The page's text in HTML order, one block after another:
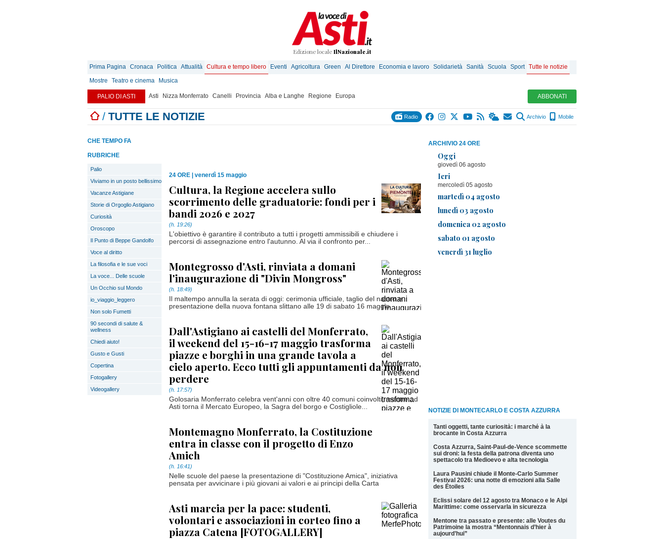
Edizione locale IlNazionale.it
Prima Pagina Cronaca Politica Attualità Cultura e tempo libero Eventi Agricoltura Green Al Direttore Economia e lavoro Solidarietà Sanità Scuola Sport Tutte le notizie
Mostre
Teatro e cinema Musica
PALIO DI ASTI Asti Nizza Monferrato Canelli Provincia Alba e Langhe Regione Europa ABBONATI
/ TUTTE LE NOTIZIE Radio Archivio Mobile
ARCHIVIO 24 ORE
Oggi
giovedì 06 agosto
Ieri
mercoledì 05 agosto
martedì 04 agosto
lunedì 03 agosto
domenica 02 agosto
sabato 01 agosto
venerdì 31 luglio
NOTIZIE DI MONTECARLO E COSTA AZZURRA
Tanti oggetti, tante curiosità: i marché à la
brocante in Costa Azzurra
Costa Azzurra, Saint-Paul-de-Vence scommette
sui droni: la festa della patrona diventa uno
spettacolo tra Medioevo e alta tecnologia
Laura Pausini chiude il Monte-Carlo Summer
Festival 2026: una notte di emozioni alla Salle
des Étoiles
Eclissi solare del 12 agosto tra Monaco e le Alpi
Marittime: come osservarla in sicurezza
Mentone tra passato e presente: alle Voutes du
Patrimoine la mostra “Mentonnais d’hier à
aujourd’hui”
CHE TEMPO FA
RUBRICHE
Palio
Viviamo in un posto bellissimo
Vacanze Astigiane
Storie di Orgoglio Astigiano
Curiosità
Oroscopo
Il Punto di Beppe Gandolfo
Voce al diritto
La filosofia e le sue voci
La voce... Delle scuole
Un Occhio sul Mondo
io_viaggio_leggero
Non solo Fumetti
90 secondi di salute &
wellness
Chiedi aiuto!
Gusto e Gusti
Copertina
Fotogallery
Videogallery
24 ORE venerdì 15 maggio
Cultura, la Regione accelera sullo
scorrimento delle graduatorie: fondi per i
bandi 2026 e 2027
(h. 19:26)
L'obiettivo è garantire il contributo a tutti i progetti ammissibili e chiudere i
percorsi di assegnazione entro l'autunno. Al via il confronto per...
Montegrosso d'Asti, rinviata a domani
l'inaugurazione di "Divin Mongross"
(h. 18:49)
Il maltempo annulla la serata di oggi: cerimonia ufficiale, taglio del nastro e
presentazione della nuova fontana slittano alle 19 di sabato 16 maggio
Dall'Astigiano ai castelli del Monferrato,
il weekend del 15-16-17 maggio trasforma
piazze e borghi in una grande tavola a
cielo aperto. Ecco tutti gli appuntamenti da non
perdere
(h. 17:57)
Golosaria Monferrato celebra vent'anni con oltre 40 comuni coinvolti, mentre ad
Asti torna il Mercato Europeo, la Sagra del borgo e Costigliole...
Montemagno Monferrato, la Costituzione
entra in classe con il progetto di Enzo
Amich
(h. 16:41)
Nelle scuole del paese la presentazione di "Costituzione Amica", iniziativa
pensata per avvicinare i più giovani ai valori e ai principi della Carta
Asti marcia per la pace: studenti,
volontari e associazioni in corteo fino a
piazza Catena [FOTOGALLERY]